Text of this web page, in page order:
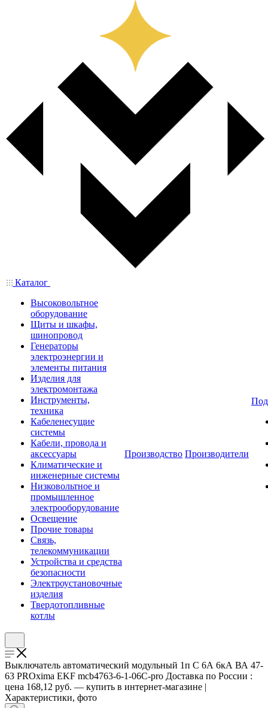
Каталог
Высоковольтное
оборудование
Щиты и шкафы,
шинопровод
Генераторы
электроэнергии и
элементы питания
Изделия для
электромонтажа
Инструменты,
техника
Кабеленесущие
системы
Кабели, провода и
аксессуары
Климатические и
инженерные системы
Низковольтное и
промышленное
электрооборудование
Освещение
Прочие товары
Связь,
телекоммуникации
Устройства и средства
безопасности
Электроустановочные
изделия
Твердотопливные
котлы
Производство Производители
Выключатель автоматический модульный 1п C 6А 6кА ВА 47-
63 PROxima EKF mcb4763-6-1-06C-pro Доставка по России :
цена 168,12 руб. — купить в интернет-магазине |
Характеристики, фото